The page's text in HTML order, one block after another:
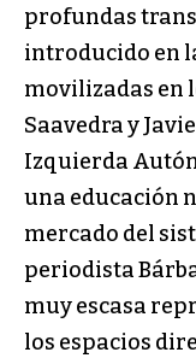
profundas
introducido en
movilizadas en
Saavedra y
Izquierda
una educación
mercado del
periodista
muy escasa
los espacios